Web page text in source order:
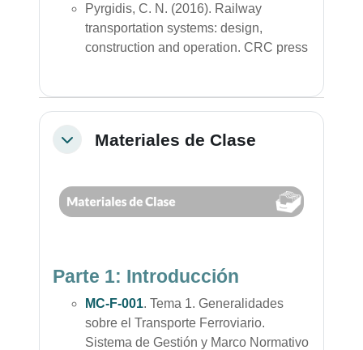
Pyrgidis, C. N. (2016). Railway
transportation systems: design,
construction and operation. CRC press
ColapsarMateriales de Clase
Parte 1: Introducción
MC-F-001. Tema 1. Generalidades
sobre el Transporte Ferroviario.
Sistema de Gestión y Marco Normativo